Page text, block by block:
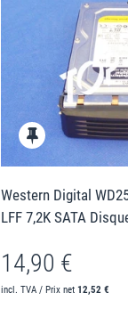
Western Digital
LFF 7,2K SATA
14,90 €
incl. TVA / Prix net12,52 €